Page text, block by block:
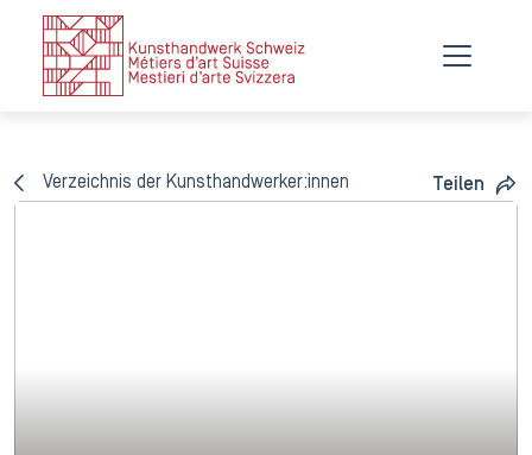
Verzeichnis der Kunsthandwerker:innen Teilen